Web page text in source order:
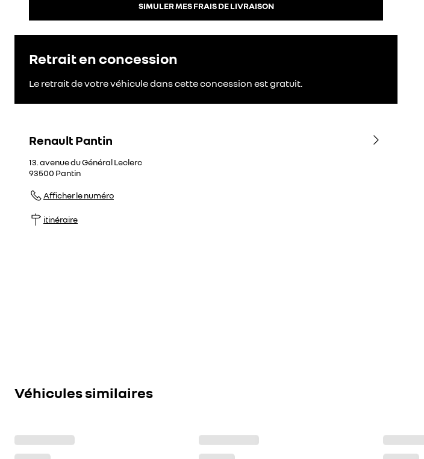
SIMULER MES FRAIS DE LIVRAISON
Retrait en concession
Le retrait de votre véhicule dans cette concession est gratuit.
Renault Pantin
13. avenue du Général Leclerc
93500 Pantin
Afficher le numéro
itinéraire
Véhicules similaires